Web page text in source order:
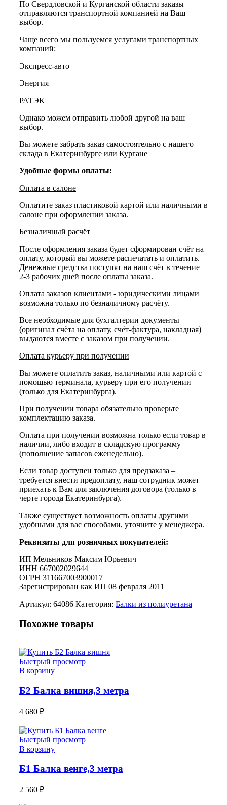
По Свердловской и Курганской области заказы
отправляются транспортной компанией на Ваш
выбор.
Чаще всего мы пользуемся услугами транспортных
компаний:
Экспресс-авто
Энергия
РАТЭК
Однако можем отправить любой другой на ваш
выбор.
Вы можете забрать заказ самостоятельно с нашего
склада в Екатеринбурге или Кургане
Удобные формы оплаты:
Оплата в салоне
Оплатите заказ пластиковой картой или наличными в
салоне при оформлении заказа.
Безналичный расчёт
После оформления заказа будет сформирован счёт на
оплату, который вы можете распечатать и оплатить.
Денежные средства поступят на наш счёт в течение
2-3 рабочих дней после оплаты заказа.
Оплата заказов клиентами - юридическими лицами
возможна только по безналичному расчёту.
Все необходимые для бухгалтерии документы
(оригинал счёта на оплату, счёт-фактура, накладная)
выдаются вместе с заказом при получении.
Оплата курьеру при получении
Вы можете оплатить заказ, наличными или картой с
помощью терминала, курьеру при его получении
(только для Екатеринбурга).
При получении товара обязательно проверьте
комплектацию заказа.
Оплата при получении возможна только если товар в
наличии, либо входит в складскую программу
(пополнение запасов еженедельно).
Если товар доступен только для предзаказа –
требуется внести предоплату, наш сотрудник может
приехать к Вам для заключения договора (только в
черте города Екатеринбурга).
Также существует возможность оплаты другими
удобными для вас способами, уточните у менеджера.
Реквизиты для розничных покупателей:
ИП Мельников Максим Юрьевич
ИНН 667002029644
ОГРН 311667003900017
Зарегистрирован как ИП 08 февраля 2011
Артикул: 64086 Категория: Балки из полиуретана
Похожие товары
Быстрый просмотр
В корзину
Б2 Балка вишня,3 метра
4 680 ₽
Быстрый просмотр
В корзину
Б1 Балка венге,3 метра
2 560 ₽